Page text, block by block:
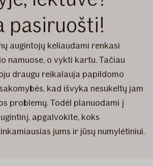
pasiruošti!
augintojų keliaudami renkasi
namuose, o vykti kartu. Tačiau
draugu reikalauja papildomo
kad išvyka nesukeltų jam
problemų. Todėl planuodami į
apgalvokite, koks
jums ir jūsų numylėtiniui.